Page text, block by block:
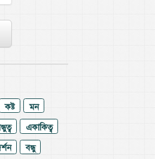
কষ্ট
মন
একাকিত্ব
বন্ধু